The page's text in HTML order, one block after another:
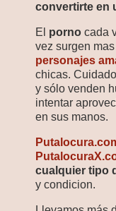
convertirte en
El porno cada
vez surgen mas
personajes
chicas.
y sólo venden
intentar
en sus manos.
cualquier tipo
y condicion.